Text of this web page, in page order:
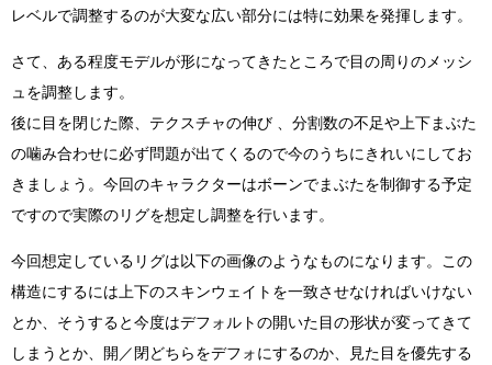
レベルで調整するのが大変な広い部分には特に効果を発揮します。
さて、ある程度モデルが形になってきたところで目の周りのメッシ
ュを調整します。
後に目を閉じた際、テクスチャの伸び 、分割数の不足や上下まぶた
の噛み合わせに必ず問題が出てくるので今のうちにきれいにしてお
きましょう。今回のキャラクターはボーンでまぶたを制御する予定
ですので実際のリグを想定し調整を行います。
今回想定しているリグは以下の画像のようなものになります。この
構造にするには上下のスキンウェイトを一致させなければいけない
とか、そうすると今度はデフォルトの開いた目の形状が変ってきて
しまうとか、開／閉どちらをデフォにするのか、見た目を優先する